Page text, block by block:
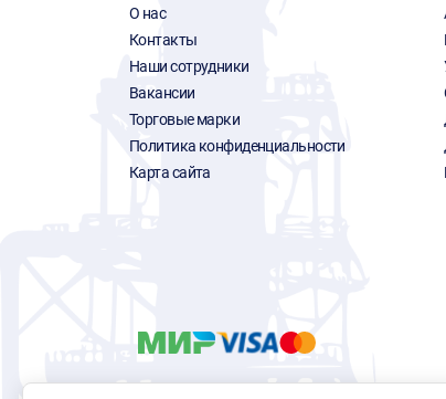
О нас
Контакты
Наши сотрудники
Вакансии
Торговые марки
Политика конфиденциальности
Карта сайта